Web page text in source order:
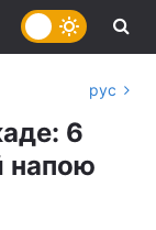
рус
6
напою